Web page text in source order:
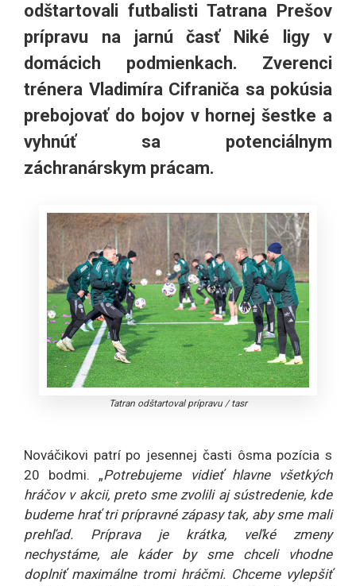
odštartovali futbalisti Tatrana Prešov
prípravu na jarnú časť Niké ligy v
domácich podmienkach. Zverenci
trénera Vladimíra Cifraniča sa pokúsia
prebojovať do bojov v hornej šestke a
vyhnúť sa potenciálnym
záchranárskym prácam.
Tatran odštartoval prípravu/tasr
Nováčikovi patrí po jesennej časti ôsma pozícia s
20 bodmi. „Potrebujeme vidieť hlavne všetkých
hráčov v akcii, preto sme zvolili aj sústredenie, kde
budeme hrať tri prípravné zápasy tak, aby sme mali
prehľad. Príprava je krátka, veľké zmeny
nechystáme, ale káder by sme chceli vhodne
doplniť maximálne tromi hráčmi. Chceme vylepšiť